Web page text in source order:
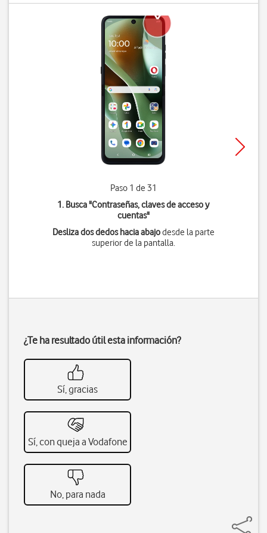
Paso 1 de 31
1. Busca "Contraseñas, claves de acceso y
cuentas"
Desliza dos dedos hacia abajodesde la parte
superior de la pantalla.
¿Te ha resultado útil esta información?
Sí, gracias
Sí, con queja a Vodafone
No, para nada